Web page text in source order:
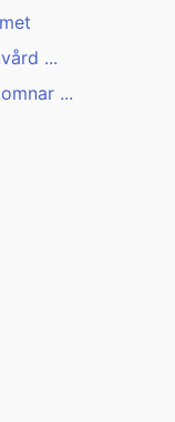
...
...